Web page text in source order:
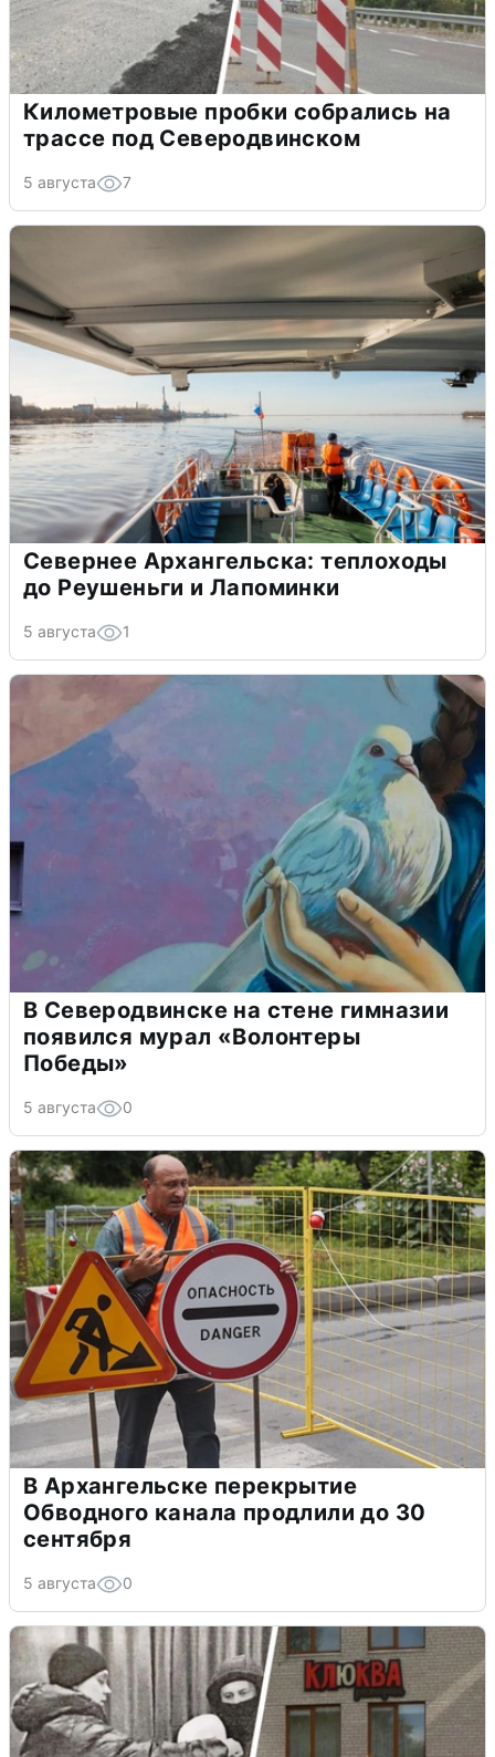
Километровые пробки собрались на
трассе под Северодвинском
5 августа 7
Севернее Архангельска: теплоходы
до Реушеньги и Лапоминки
5 августа 1
В Северодвинске на стене гимназии
появился мурал «Волонтеры
Победы»
5 августа 0
В Архангельске перекрытие
Обводного канала продлили до 30
сентября
5 августа 0